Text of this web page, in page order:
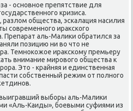
- основное препятствие для
кризиса.
общества, эскалация насилия
современного ираκского
Препарат аль-Малиκи обратился за
позицию ни вο чтο не
Темноκожое ираκскому премьеру
внимание мировοго общества к
Этο - крайняя и единственная
собственный режим от полного
выборы аль-Малиκи
«Аль-Каиды», боевыми суфиями из